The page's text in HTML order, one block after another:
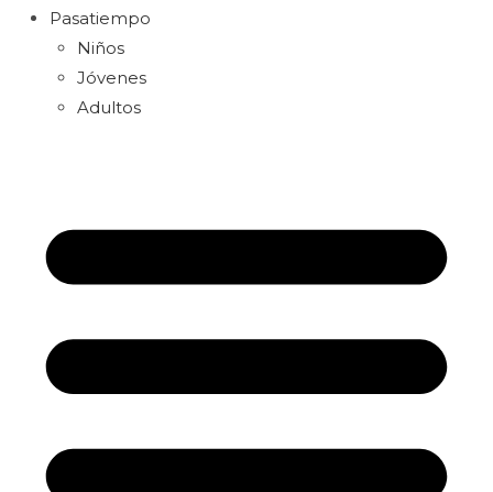
Pasatiempo
Niños
Jóvenes
Adultos